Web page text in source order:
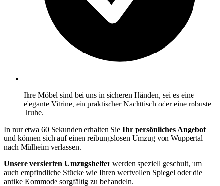
Ihre Möbel sind bei uns in sicheren Händen, sei es eine
elegante Vitrine, ein praktischer Nachttisch oder eine robuste
Truhe.
In nur etwa 60 Sekunden erhalten Sie Ihr persönliches Angebot
und können sich auf einen reibungslosen Umzug von Wuppertal
nach Mülheim verlassen.
Unsere versierten Umzugshelfer werden speziell geschult, um
auch empfindliche Stücke wie Ihren wertvollen Spiegel oder die
antike Kommode sorgfältig zu behandeln.